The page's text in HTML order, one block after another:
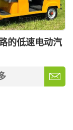
的低速电动汽